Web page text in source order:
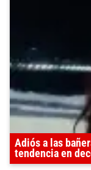
Adiós a las
tendencia en